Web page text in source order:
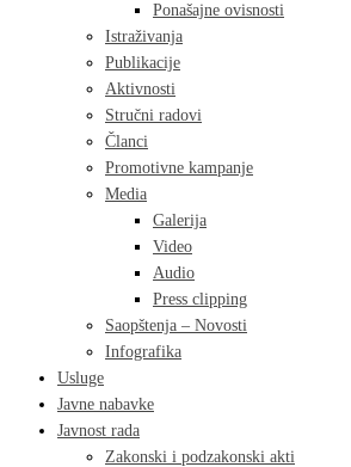
Ponašajne ovisnosti
Istraživanja
Publikacije
Aktivnosti
Stručni radovi
Članci
Promotivne kampanje
Media
Galerija
Video
Audio
Press clipping
Saopštenja – Novosti
Infografika
Usluge
Javne nabavke
Javnost rada
Zakonski i podzakonski akti